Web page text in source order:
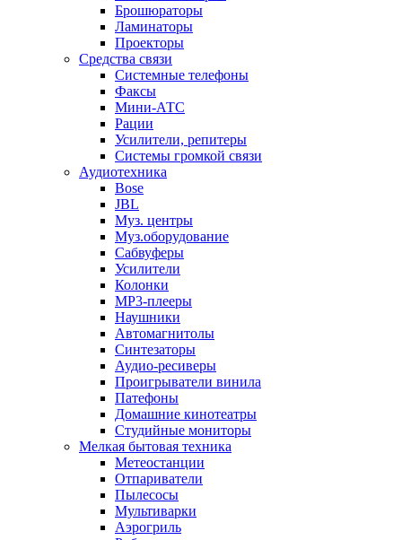
Брошюраторы
Ламинаторы
Проекторы
Средства связи
Системные телефоны
Факсы
Мини-АТС
Рации
Усилители, репитеры
Системы громкой связи
Аудиотехника
Bose
JBL
Муз. центры
Муз.оборудование
Сабвуферы
Усилители
Колонки
MP3-плееры
Наушники
Автомагнитолы
Синтезаторы
Аудио-ресиверы
Проигрыватели винила
Патефоны
Домашние кинотеатры
Студийные мониторы
Мелкая бытовая техника
Метеостанции
Отпариватели
Пылесосы
Мультиварки
Аэрогриль